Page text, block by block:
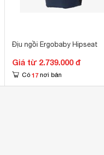
Địu ngồi Ergobaby Hipseat
Giá từ 2.739.000 đ
Có 17 nơi bán